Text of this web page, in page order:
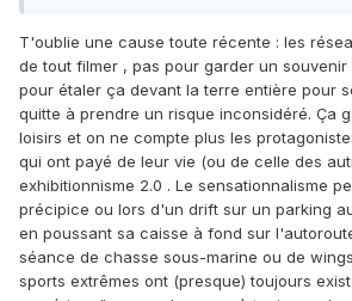
dramatiquement. Ils n’étaient que de 1
2 000.(stats des pompiers de France)
Nous avons en mémoire des membres
forum. Une pensée particulière pour
décédées dans l’exercice de notre
La très grande majorité des accidents,
quasi-totalité, c’est la syncope suivit de
également, la quasi-totalité des
T'oublie une cause toute récente : les
de tout filmer , pas pour garder un souvenir
pour étaler ça devant la terre entière pour
quitte à prendre un risque inconsidéré. Ça
loisirs et on ne compte plus les
qui ont payé de leur vie (ou de celle des
exhibitionnisme 2.0 . Le sensationnalisme
précipice ou lors d'un drift sur un parking
en poussant sa caisse à fond sur
séance de chasse sous-marine ou de
sports extrêmes ont (presque) toujours